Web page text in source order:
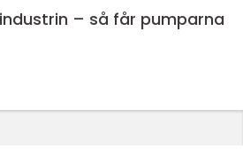
– så får pumparna